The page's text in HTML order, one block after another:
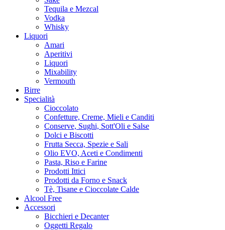
Tequila e Mezcal
Vodka
Whisky
Liquori
Amari
Aperitivi
Liquori
Mixability
Vermouth
Birre
Specialità
Cioccolato
Confetture, Creme, Mieli e Canditi
Conserve, Sughi, Sott'Oli e Salse
Dolci e Biscotti
Frutta Secca, Spezie e Sali
Olio EVO, Aceti e Condimenti
Pasta, Riso e Farine
Prodotti Ittici
Prodotti da Forno e Snack
Tè, Tisane e Cioccolate Calde
Alcool Free
Accessori
Bicchieri e Decanter
Oggetti Regalo